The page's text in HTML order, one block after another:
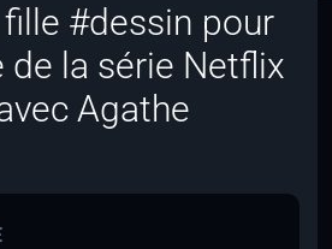
#dessin pour
de la série Netflix
Agathe